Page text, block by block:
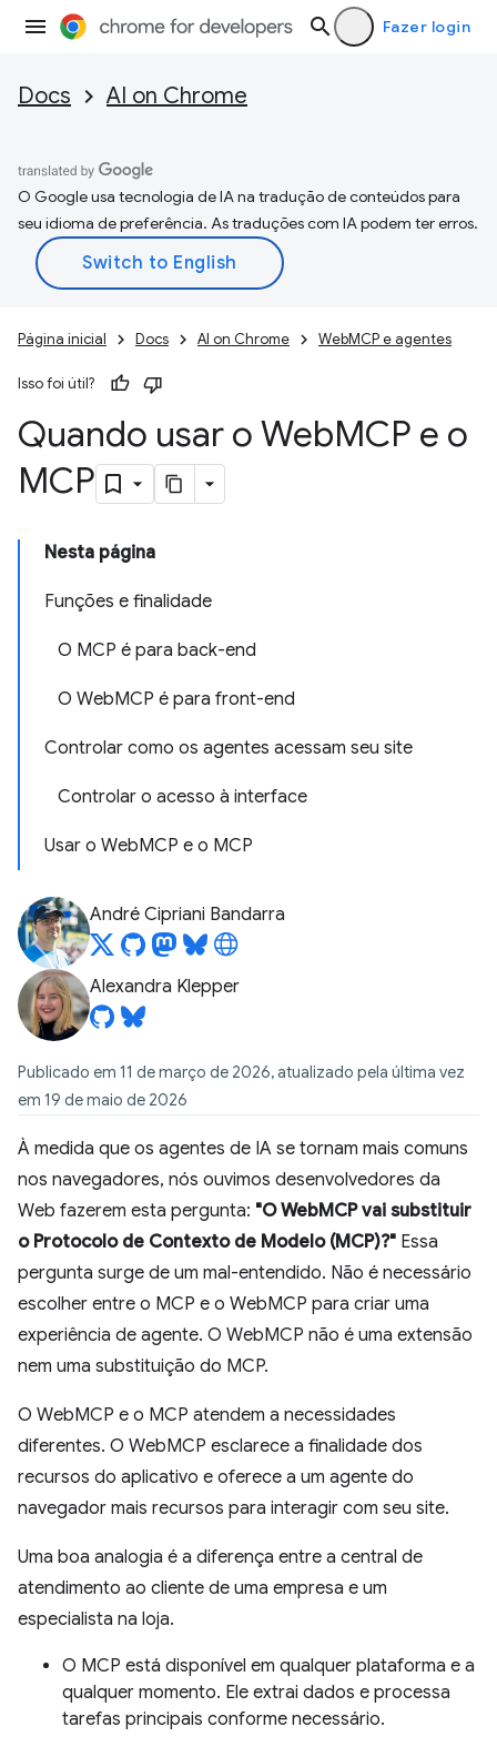
Fazer login
Docs AI on Chrome
O Google usa tecnologia de IA na tradução de conteúdos para
seu idioma de preferência. As traduções com IA podem ter erros.
Página inicial Docs AI on Chrome WebMCP e agentes
Isso foi útil?
Quando usar o WebMCP e o
MCP
Nesta página
Funções e finalidade
O MCP é para back-end
O WebMCP é para front-end
Controlar como os agentes acessam seu site
Controlar o acesso à interface
Usar o WebMCP e o MCP
André Cipriani Bandarra
Alexandra Klepper
Publicado em 11 de março de 2026, atualizado pela última vez
em 19 de maio de 2026
À medida que os agentes de IA se tornam mais comuns
nos navegadores, nós ouvimos desenvolvedores da
Web fazerem esta pergunta: "O WebMCP vai substituir
o Protocolo de Contexto de Modelo (MCP)?" Essa
pergunta surge de um mal-entendido. Não é necessário
escolher entre o MCP e o WebMCP para criar uma
experiência de agente. O WebMCP não é uma extensão
nem uma substituição do MCP.
O WebMCP e o MCP atendem a necessidades
diferentes. O WebMCP esclarece a finalidade dos
recursos do aplicativo e oferece a um agente do
navegador mais recursos para interagir com seu site.
Uma boa analogia é a diferença entre a central de
atendimento ao cliente de uma empresa e um
especialista na loja.
O MCP está disponível em qualquer plataforma e a
qualquer momento. Ele extrai dados e processa
tarefas principais conforme necessário.